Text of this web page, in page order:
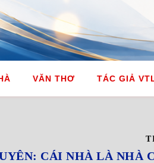
VĂN THƠ TÁC GIẢ
CÁI NHÀ LÀ NHÀ